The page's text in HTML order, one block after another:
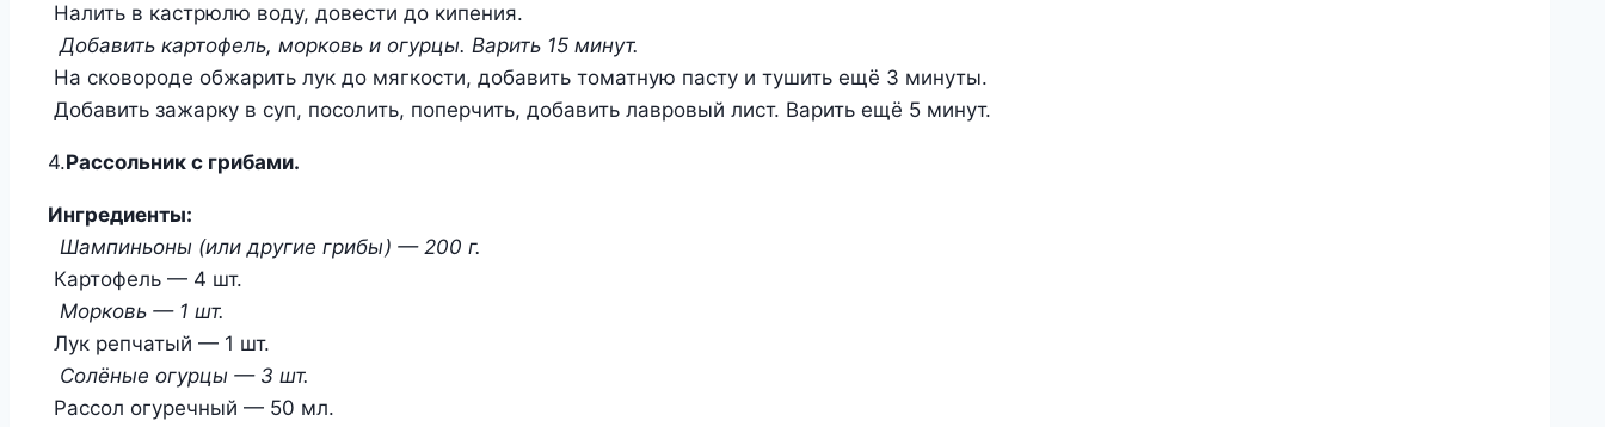
Налить в кастрюлю воду, довести до кипения.
Добавить картофель, морковь и огурцы. Варить 15 минут.
На сковороде обжарить лук до мягкости, добавить томатную пасту и тушить ещё 3 минуты.
Добавить зажарку в суп, посолить, поперчить, добавить лавровый лист. Варить ещё 5 минут.
4.Рассольник с грибами.
Ингредиенты:
Шампиньоны (или другие грибы) — 200 г.
Картофель — 4 шт.
Морковь — 1 шт.
Лук репчатый — 1 шт.
Солёные огурцы — 3 шт.
Рассол огуречный — 50 мл.